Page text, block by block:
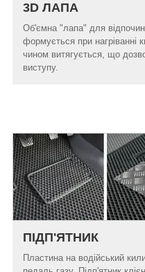
3D ЛАПА
Об'ємна "лапа" для
формується при нагріванні
чином витягується, що
виступу.
ПІДП'ЯТНИК
Пластина на водійський